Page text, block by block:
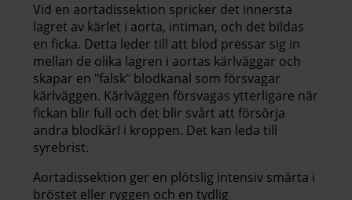
Vid en aortadissektion spricker det innersta
lagret av kärlet i aorta, intiman, och det bildas
en ficka. Detta leder till att blod pressar sig in
mellan de olika lagren i aortas kärlväggar och
skapar en "falsk" blodkanal som försvagar
kärlväggen. Kärlväggen försvagas ytterligare när
fickan blir full och det blir svårt att försörja
andra blodkärl i kroppen. Det kan leda till
syrebrist.
Aortadissektion ger en plötslig intensiv smärta i
bröstet eller ryggen och en tydlig